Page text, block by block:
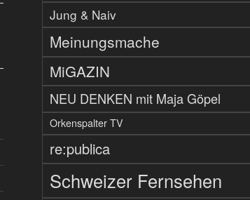
Jung & Naiv
Meinungsmache
MiGAZIN
NEU DENKEN mit Maja Göpel
Orkenspalter TV
re:publica
Schweizer Fernsehen